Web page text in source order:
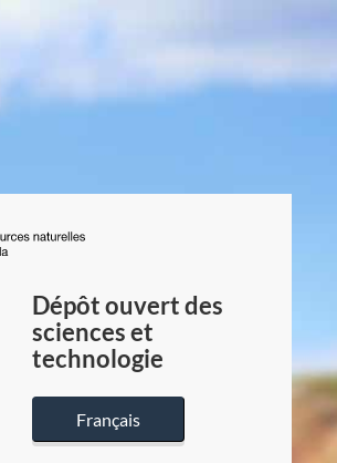
du
Canada
Dépôt ouvert des
sciences et
technologie
Français